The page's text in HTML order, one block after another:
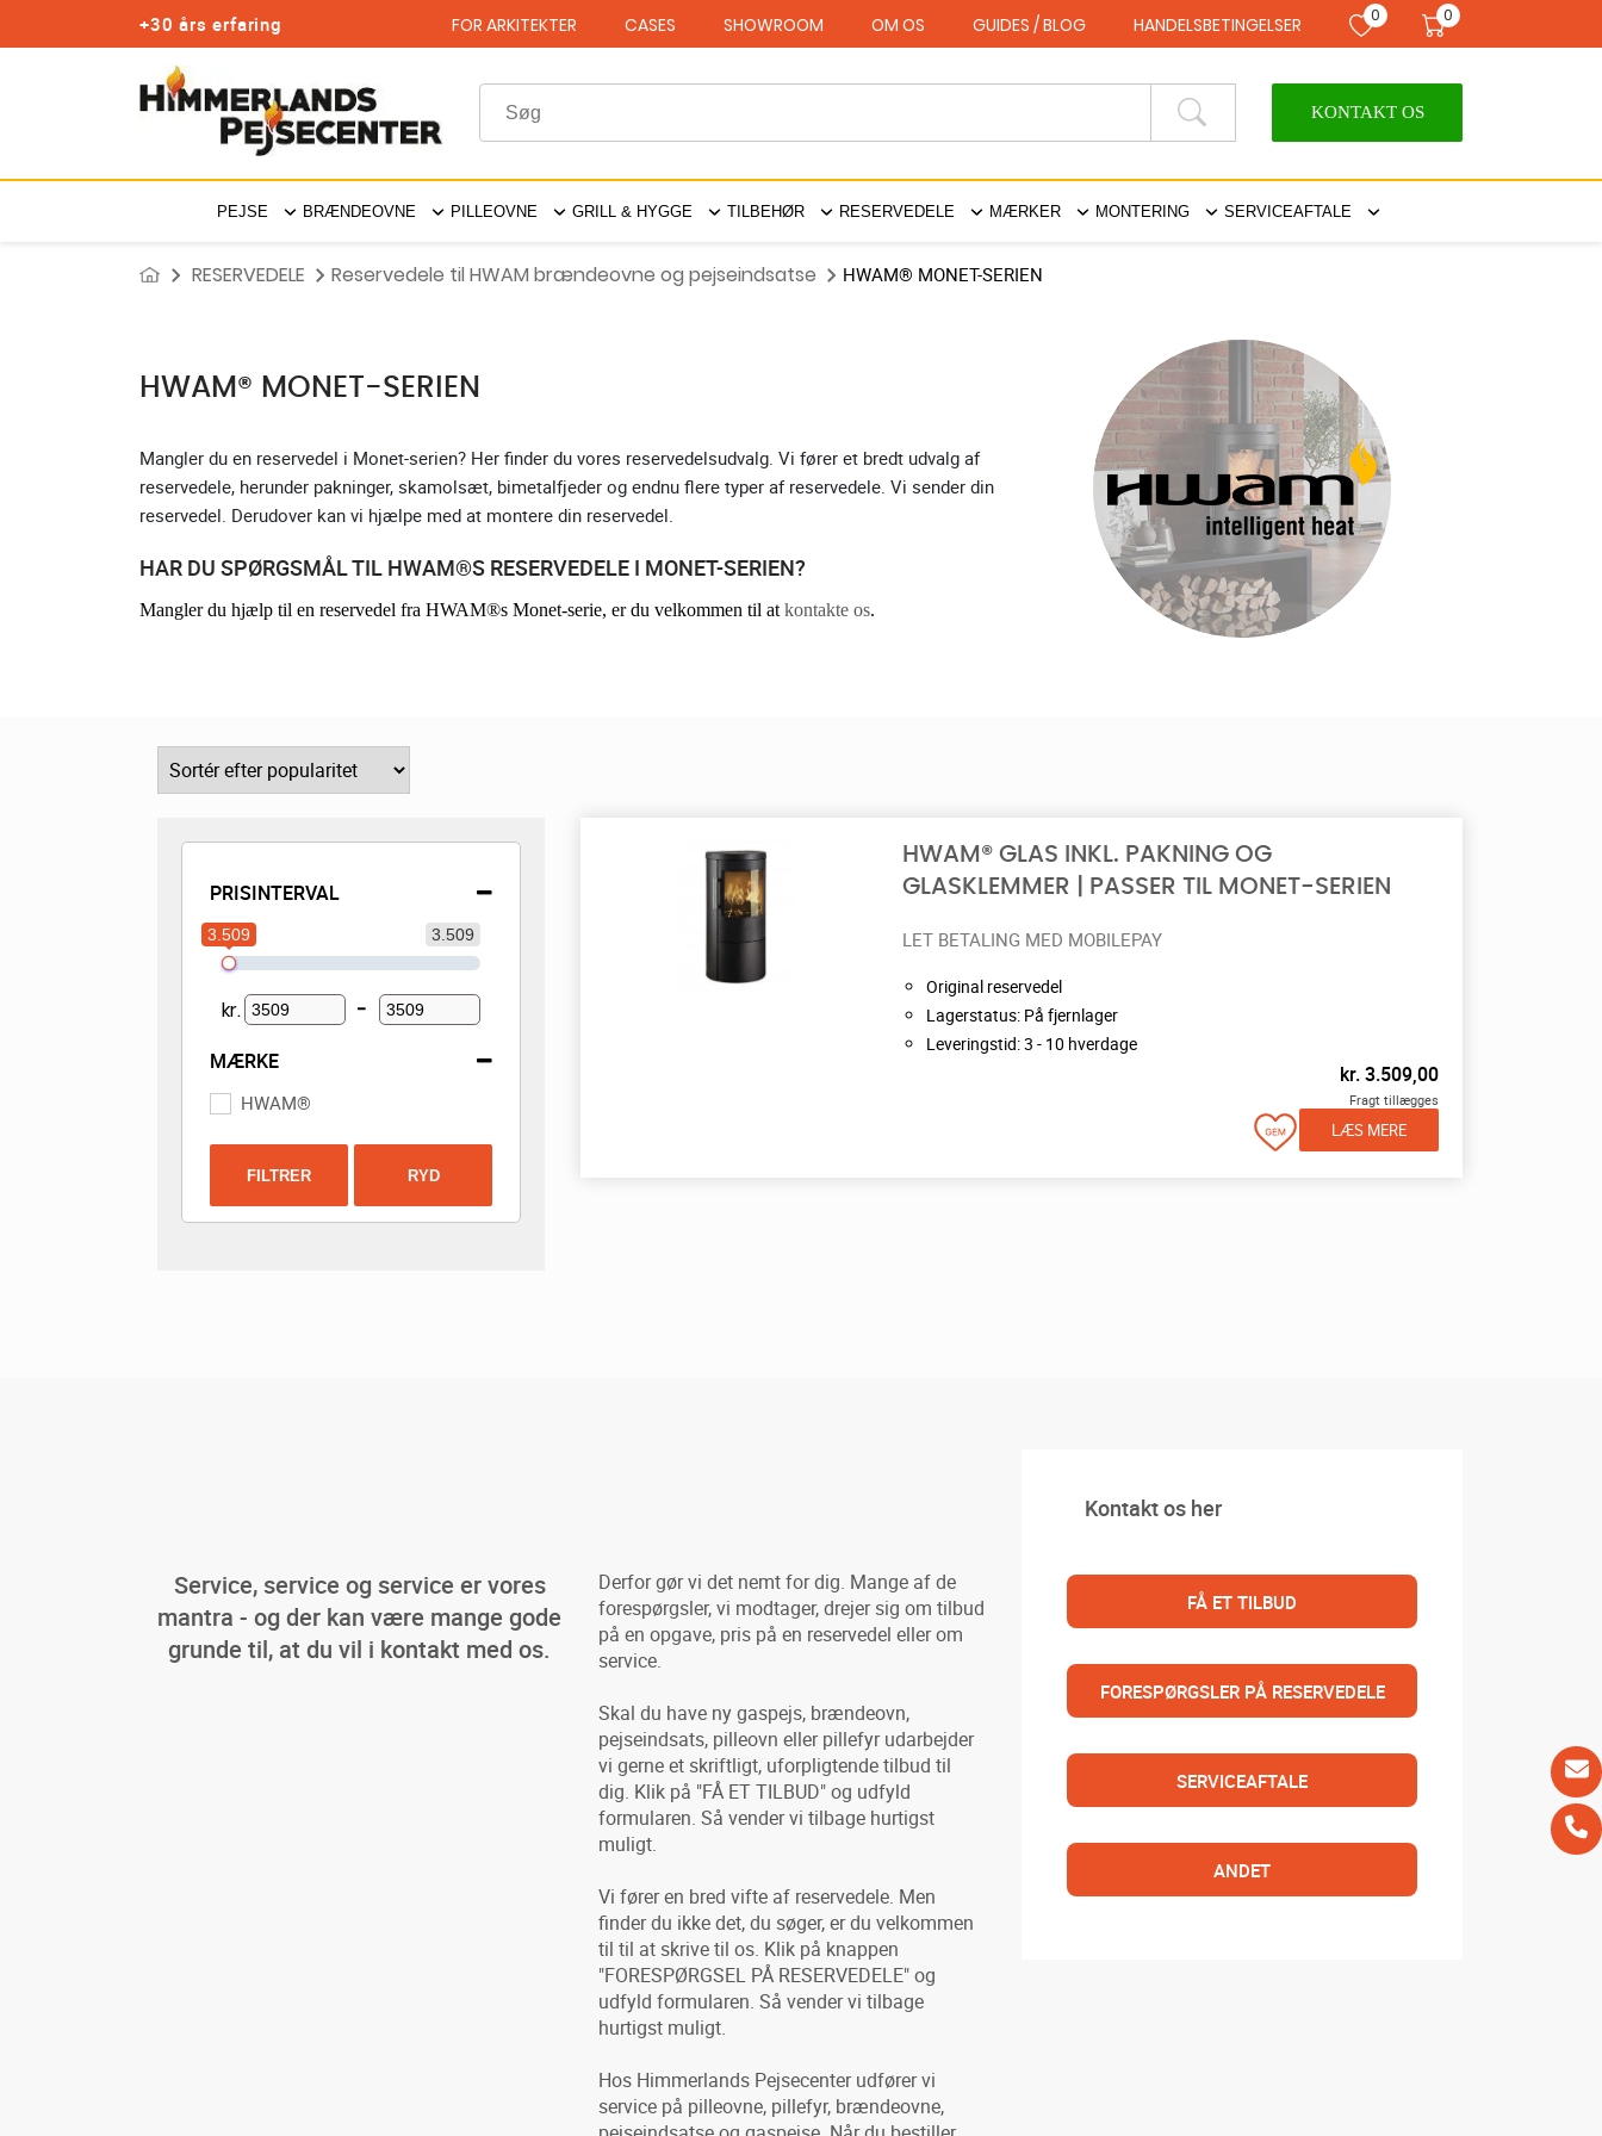
+30 års erfaring FOR ARKITEKTER CASES SHOWROOM OM OS GUIDES / BLOG HANDELSBETINGELSER 0 0
KONTAKT OS
PEJSE BRÆNDEOVNE PILLEOVNE GRILL & HYGGE TILBEHØR RESERVEDELE MÆRKER MONTERING SERVICEAFTALE
RESERVEDELE Reservedele til HWAM brændeovne og pejseindsatse HWAM® MONET-SERIEN
HWAM® MONET-SERIEN
Mangler du en reservedel i Monet-serien? Her finder du vores reservedelsudvalg. Vi fører et bredt udvalg af
reservedele, herunder pakninger, skamolsæt, bimetalfjeder og endnu flere typer af reservedele. Vi sender din
reservedel. Derudover kan vi hjælpe med at montere din reservedel.
HAR DU SPØRGSMÅL TIL HWAM®S RESERVEDELE I MONET-SERIEN?
Mangler du hjælp til en reservedel fra HWAM®s Monet-serie, er du velkommen til at kontakte os.
PRISINTERVAL
3.509
3.509
kr.
Minimum Price
-
Maximum Price
MÆRKE
HWAM®
FILTRER RYD
HWAM® GLAS INKL. PAKNING OG
GLASKLEMMER | PASSER TIL MONET-SERIEN
LET BETALING MED MOBILEPAY
Original reservedel
Lagerstatus: På fjernlager
Leveringstid: 3 - 10 hverdage
kr.3.509,00
Fragt tillægges
LÆS MERE
Service, service og service er vores
mantra - og der kan være mange gode
grunde til, at du vil i kontakt med os.
Derfor gør vi det nemt for dig. Mange af de
forespørgsler, vi modtager, drejer sig om tilbud
på en opgave, pris på en reservedel eller om
service.
Skal du have ny gaspejs, brændeovn,
pejseindsats, pilleovn eller pillefyr udarbejder
vi gerne et skriftligt, uforpligtende tilbud til
dig. Klik på "FÅ ET TILBUD" og udfyld
formularen. Så vender vi tilbage hurtigst
muligt.
Vi fører en bred vifte af reservedele. Men
finder du ikke det, du søger, er du velkommen
til til at skrive til os. Klik på knappen
"FORESPØRGSEL PÅ RESERVEDELE" og
udfyld formularen. Så vender vi tilbage
hurtigst muligt.
Hos Himmerlands Pejsecenter udfører vi
service på pilleovne, pillefyr, brændeovne,
Kontakt os her
FÅ ET TILBUD
FORESPØRGSLER PÅ RESERVEDELE
SERVICEAFTALE
ANDET